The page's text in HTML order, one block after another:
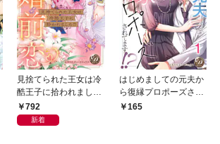
見捨てられた王女は冷
酷王子に拾われまし
た！？～幸せ婚前恋♥
～【単行本版限定描き
792
新着
はじめましての元夫か
ら復縁プロポーズされ
てます！？【分冊版】
165